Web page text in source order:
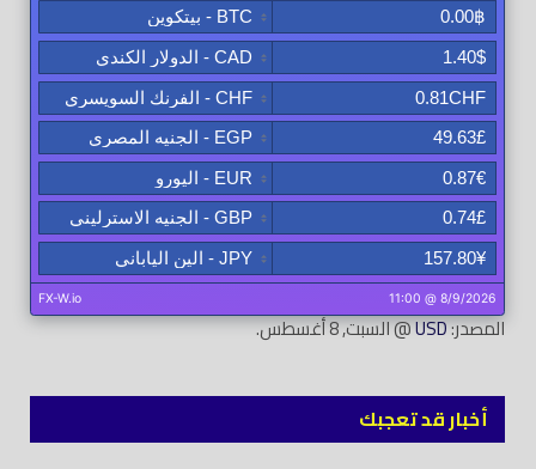
المصدر:USD@ السبت, 8 أغسطس.
أخبار قد تعجبك